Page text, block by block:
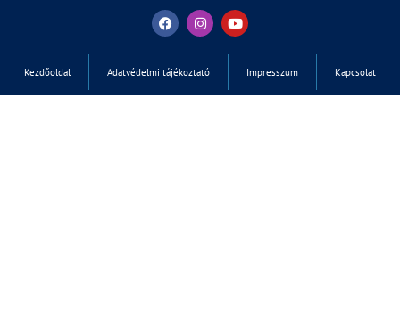
Kezdőoldal Adatvédelmi tájékoztató Impresszum Kapcsolat